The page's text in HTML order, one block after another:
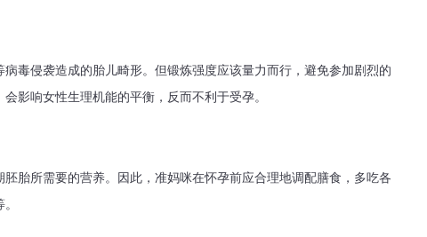
侵袭造成的胎儿畸形。但锻炼强度应该量力而行，避免参加剧烈的
影响女性生理机能的平衡，反而不利于受孕。
所需要的营养。因此，准妈咪在怀孕前应合理地调配膳食，多吃各